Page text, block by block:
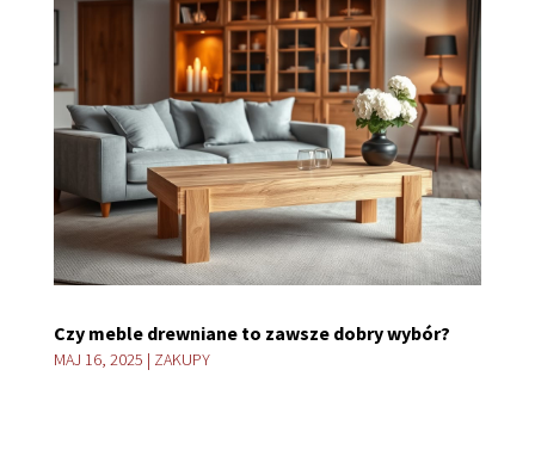
Czy meble drewniane to zawsze dobry wybór?
MAJ 16, 2025 | ZAKUPY